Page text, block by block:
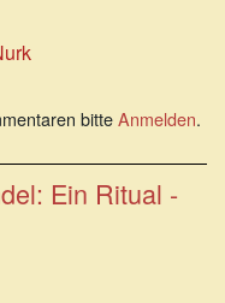
bitteAnmelden.
Ein Ritual -